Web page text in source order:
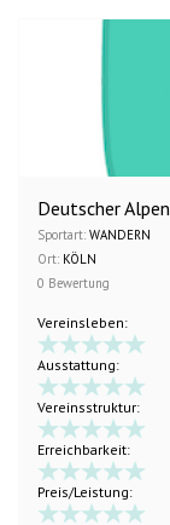
Deutscher
Sportart: WANDERN
Ort: KÖLN
0 Bewertung
Vereinsleben:
Ausstattung:
Vereinsstruktur:
Erreichbarkeit:
Preis/Leistung: